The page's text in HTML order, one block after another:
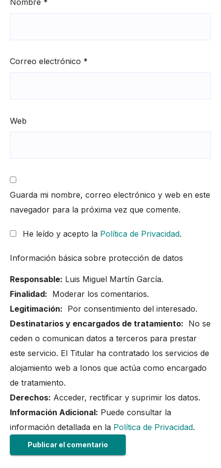
Nombre *
Correo electrónico *
Web
Guarda mi nombre, correo electrónico y web en este
navegador para la próxima vez que comente.
He leído y acepto la Política de Privacidad.
Información básica sobre protección de datos
Responsable: Luis Miguel Martín García.
Finalidad: Moderar los comentarios.
Legitimación: Por consentimiento del interesado.
Destinatarios y encargados de tratamiento: No se
ceden o comunican datos a terceros para prestar
este servicio. El Titular ha contratado los servicios de
alojamiento web a Ionos que actúa como encargado
de tratamiento.
Derechos: Acceder, rectificar y suprimir los datos.
Información Adicional: Puede consultar la
información detallada en la Política de Privacidad.